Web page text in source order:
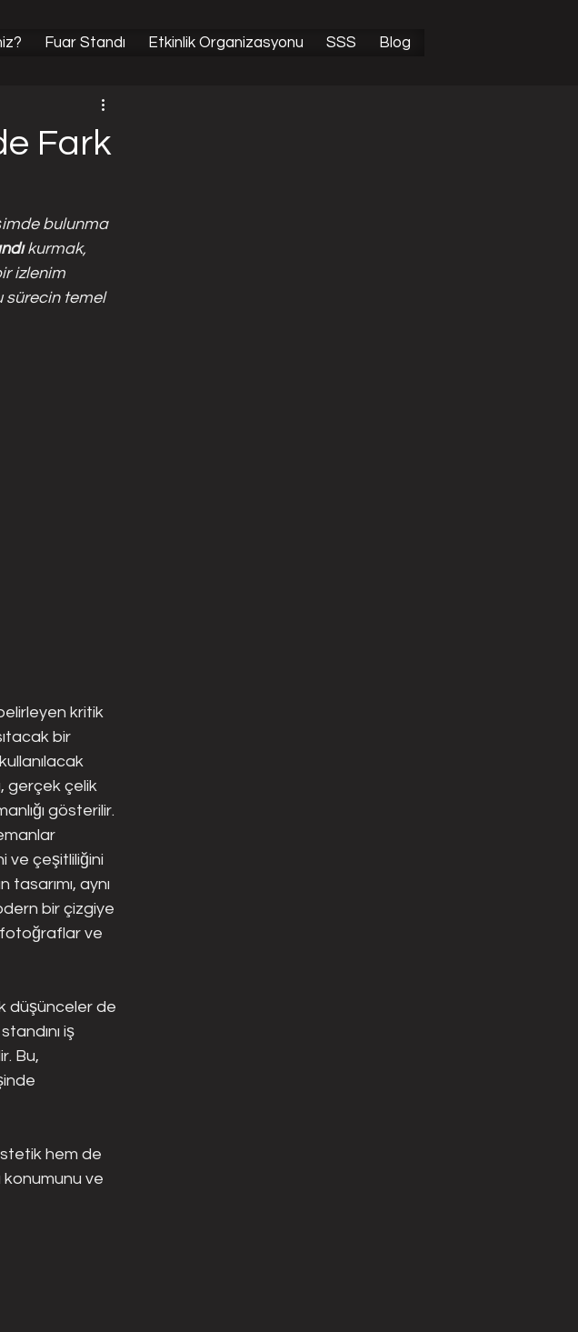
Fuar Standı Etkinlik Organizasyonu SSS Blog
Fuar Haberleri Bunu Biliyor Muydunuz?
Fark
bulunma
kurmak,
izlenim
sürecin temel
kritik
bir
gerçek çelik
gösterilir.
ve çeşitliliğini
aynı
bir çizgiye
fotoğraflar ve
düşünceler de
iş
Bu,
hem de
konumunu ve